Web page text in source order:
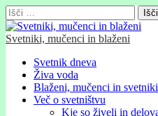
Išči:
Svetniki, mučenci in blaženi
Glavni
meni
Skip
content
Svetnik dneva
Živa voda
Blaženi, mučenci in svetniki
Več o svetništvu
Kje so živeli in